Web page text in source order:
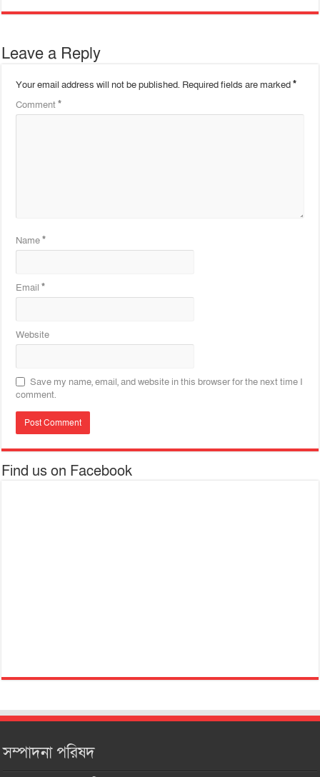
Leave a Reply
Your email address will not be published. Required fields are marked*
Comment*
Name*
Email*
Website
Save my name, email, and website in this browser for the next time I
comment.
Find us on Facebook
সম্পাদনা পরিষদ